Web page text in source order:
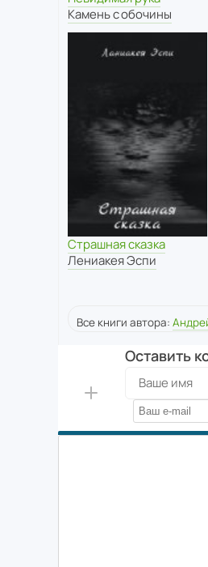
Камень с обочины
Страшная сказка
Лениакея Эспи
Все книги автора:
Оставить